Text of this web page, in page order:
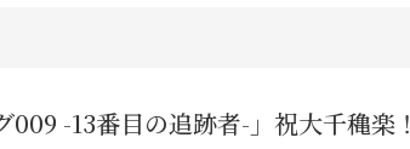
-13番目の追跡者-」祝大千穐楽！